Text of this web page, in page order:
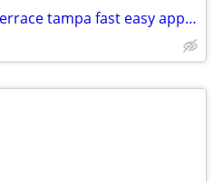
Studio for rent in temple terrace tampa fast easy approval read full description